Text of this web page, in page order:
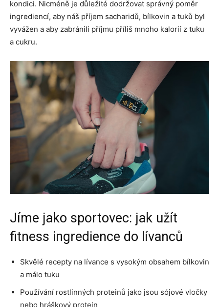
kondici. Nicméně je důležité dodržovat správný poměr
ingrediencí, aby náš příjem sacharidů, bílkovin a tuků byl
vyvážen a aby zabránili příjmu příliš mnoho kalorií z tuku
a cukru.
Jíme jako sportovec: jak užít
fitness ingredience do lívanců
Skvělé recepty na lívance s vysokým obsahem bílkovin
a málo tuku
Používání rostlinných proteinů jako jsou sójové vločky
nebo hráškový protein